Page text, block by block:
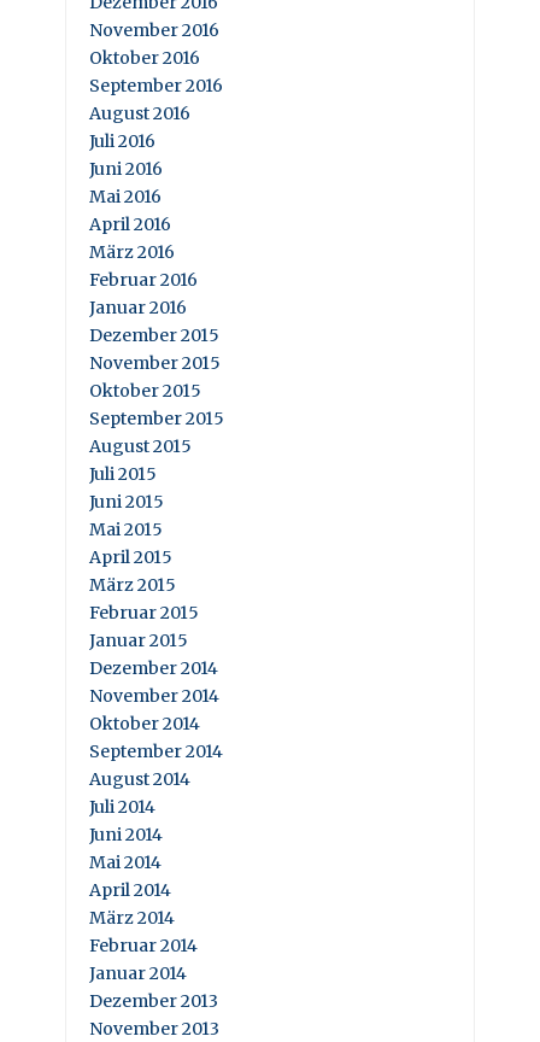
November 2016
Oktober 2016
September 2016
August 2016
Juli 2016
Juni 2016
Mai 2016
April 2016
März 2016
Februar 2016
Januar 2016
Dezember 2015
November 2015
Oktober 2015
September 2015
August 2015
Juli 2015
Juni 2015
Mai 2015
April 2015
März 2015
Februar 2015
Januar 2015
Dezember 2014
November 2014
Oktober 2014
September 2014
August 2014
Juli 2014
Juni 2014
Mai 2014
April 2014
März 2014
Februar 2014
Januar 2014
Dezember 2013
November 2013